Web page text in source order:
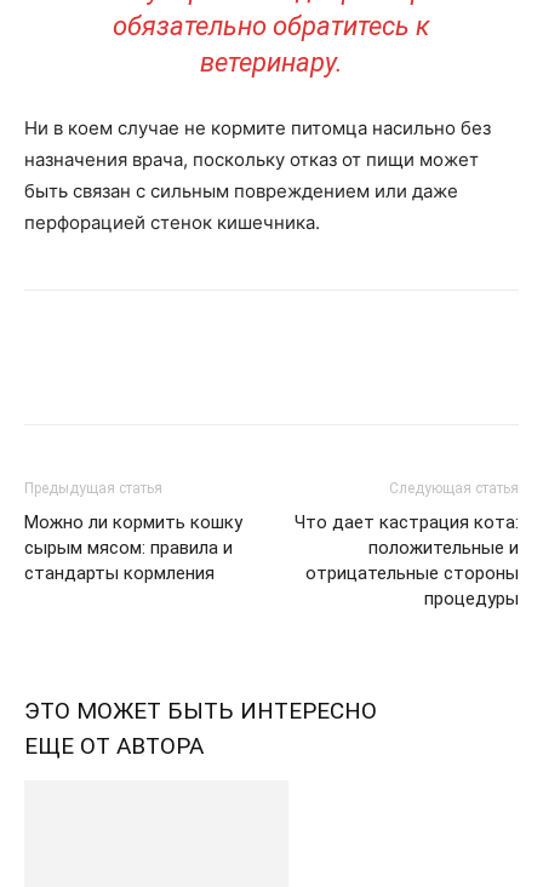
обязательно обратитесь к
ветеринару.
Ни в коем случае не кормите питомца насильно без
назначения врача, поскольку отказ от пищи может
быть связан с сильным повреждением или даже
перфорацией стенок кишечника.
Предыдущая статья
Можно ли кормить кошку
сырым мясом: правила и
стандарты кормления
Следующая статья
Что дает кастрация кота:
положительные и
отрицательные стороны
процедуры
ЭТО МОЖЕТ БЫТЬ ИНТЕРЕСНО
ЕЩЕ ОТ АВТОРА